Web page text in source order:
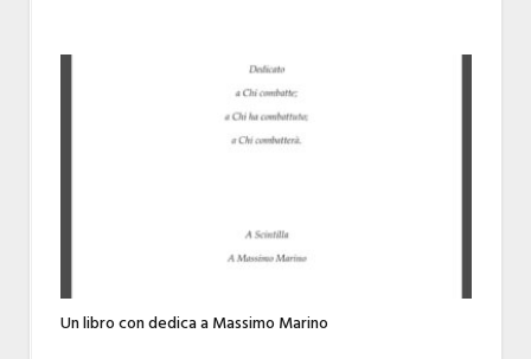
Un libro con dedica a Massimo Marino